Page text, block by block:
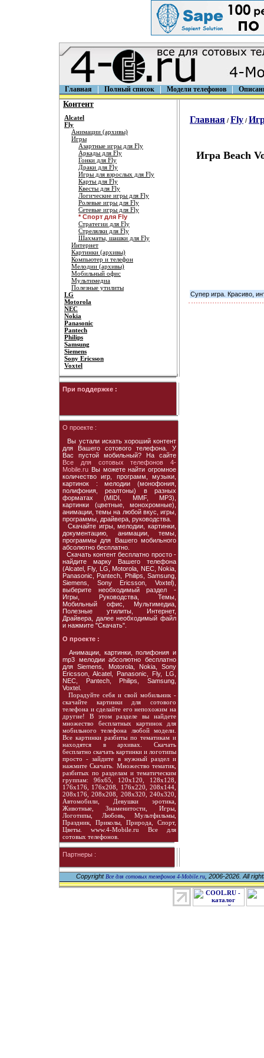
Главная Полный список Модели телефонов
Контент
Alcatel
Fly
Анимации (архивы)
Игры
Азартные игры для Fly
Аркады для Fly
Гонки для Fly
Драки для Fly
Игры для взрослых для Fly
Карты для Fly
Квесты для Fly
Логические игры для Fly
Ролевые игры для Fly
Сетевые игры для Fly
* Спорт для Fly
Стратегии для Fly
Стрелялки для Fly
Шахматы, шашки для Fly
Интернет
Картинки (архивы)
Компьютер и телефон
Мелодии (архивы)
Мобильный офис
Мультимедиа
Полезные утилиты
LG
Motorola
NEC
Nokia
Panasonic
Pantech
Philips
Samsung
Siemens
Sony Ericsson
Voxtel
При поддержке :
О проекте :
Вы устали искать хороший контент
для Вашего сотового телефона. У
Вас пустой мобильный? На сайте
Все для сотовых телефонов 4-
Mobile.ru Вы можете найти огромное
количество игр, программ, музыки,
картинок : мелодии (монофония,
полифония, реалтоны) в разных
форматах (MIDI, MMF, MP3),
картинки (цветные, монохромные),
анимации, темы на любой вкус, игры,
программы, драйвера, руководства.
Скачайте игры, мелодии, картинки,
документацию, анимации, темы,
программы для Вашего мобильного
абсолютно бесплатно.
Скачать контент бесплатно просто -
найдите марку Вашего телефона
(Alcatel, Fly, LG, Motorola, NEC, Nokia,
Panasonic, Pantech, Philips, Samsung,
Siemens, Sony Ericsson, Voxtel),
выберите необходимый раздел -
Игры, Руководства, Темы,
Мобильный офис, Мультимедиа,
Полезные утилиты, Интернет,
Драйвера, далее необходимый файл
и нажмите "Скачать".
О проекте :
Анимации, картинки, полифония и
mp3 мелодии абсолютно бесплатно
для Siemens, Motorola, Nokia, Sony
Ericsson, Alcatel, Panasonic, Fly, LG,
NEC, Pantech, Philips, Samsung,
Voxtel.
Порадуйте себя и свой мобильник -
скачайте картинки для сотового
телефона и сделайте его непохожим на
другие! В этом разделе вы найдете
множество бесплатных картинок для
мобильного телефона любой модели.
Все картинки разбиты по тематикам и
находятся в архивах. Скачать
бесплатно скачать картинки и логотипы
просто - зайдите в нужный раздел и
нажмите Скачать. Множество тематик,
разбитых по разделам и тематическим
группам: 96х65, 120х120, 128х128,
176х176, 176х208, 176х220, 208х144,
208х176, 208х208, 208х320, 240х320,
Автомобили, Девушки эротика,
Животные, Знаменитости, Игры,
Логотипы, Любовь, Мультфильмы,
Праздник, Приколы, Природа, Спорт,
Цветы. www.4-Mobile.ru Все для
сотовых телефонов.
Партнеры :
Главная / Fly /
Игра Beach
Супер игра. Красиво,
Copyright Все для сотовых телефонов 4-Mobile.ru, 2006-2026. All